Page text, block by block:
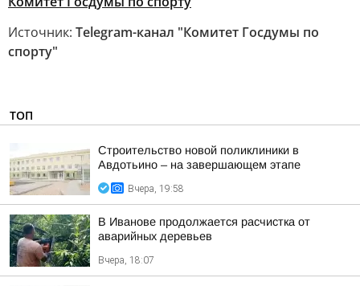
Источник: Telegram-канал "Комитет Госдумы по
спорту"
ТОП
Строительство новой поликлиники в
Авдотьино – на завершающем этапе
Вчера, 19:58
В Иванове продолжается расчистка от
аварийных деревьев
Вчера, 18:07